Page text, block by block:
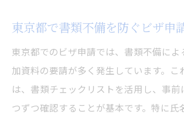
東京都で書類不備を防ぐビザ申
東京都でのビザ申請では、書類不備によ
加資料の要請が多く発生しています。こ
は、書類チェックリストを活用し、事
つずつ確認することが基本です。特に氏